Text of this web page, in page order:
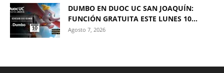
DUMBO EN DUOC UC SAN JOAQUÍN:
FUNCIÓN GRATUITA ESTE LUNES 10...
Agosto 7, 2026